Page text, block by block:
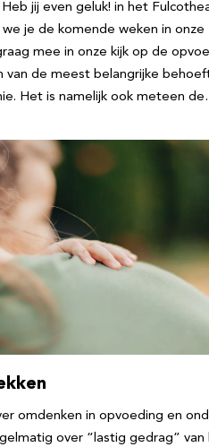
jij even geluk! in het
je de komende weken in onze
mee in onze kijk op de
van de meest belangrijke
Het is namelijk ook meteen
omdenken in opvoeding en
over “lastig gedrag” van